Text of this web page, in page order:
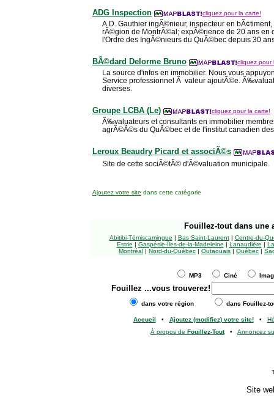
ADG Inspection cliquez pour la carte!
A.D. Gauthier ingÃ©nieur, inspecteur en
rÃ©gion de MontrÃ©al; expÃ©rience de 20 ans en
l'Ordre des IngÃ©nieurs du QuÃ©bec depuis 30
BÃ©dard Delorme Bruno cliquez pour
La source d'infos en immobilier. Nous vous
Service professionnel Ã valeur ajoutÃ©e.
diverses.
Groupe LCBA (Le) cliquez pour la carte!
Ã‰valuateurs et consultants en immobilier
agrÃ©Ã©s du QuÃ©bec et de l'institut canadien
Leroux Beaudry Picard et associÃ©s
Site de cette sociÃ©tÃ© d'Ã©valuation municipale.
Ajoutez votre site dans cette catégorie
Fouillez-tout dans une
Abitibi-Témiscamingue | Bas Saint-Laurent| Centre-du-
Estrie | Gaspésie-Îles-de-la-Madeleine | Lanaudière |
Montréal | Nord-du-Québec | Outaouais | Québec |
MP3 Ciné
Fouillez ...vous trouverez!
dans votre région dans Fouillez-
Accueil • Ajoutez (modifiez) votre site!•
À propos de Fouillez-Tout• Annoncez
Site